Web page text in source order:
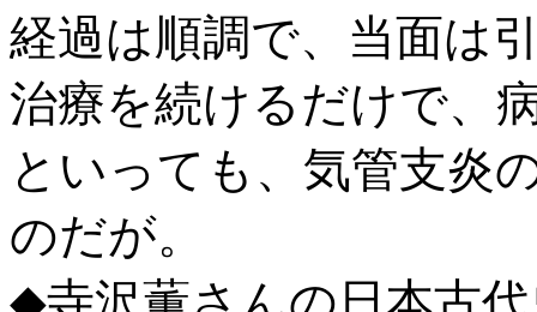
経過は順調で、当面は
治療を続けるだけで、
といっても、気管支炎
のだが。